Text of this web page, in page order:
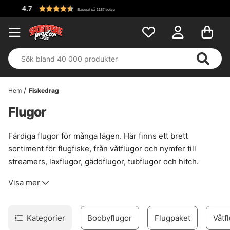
Hem Fiskedrag
Flugor
Färdiga flugor för många lägen. Här finns ett brett
sortiment för flugfiske, från våtflugor och nymfer till
streamers, laxflugor, gäddflugor, tubflugor och hitch.
som känns genomtänkta och har gjort jobbet förr.
Frödin, Umpqua och Unique Flies. Det ger trygghet i valet.
Inte för att allt passar överallt, utan för att mönstren är
Visa mer
Kategorier Boobyflugor Flugpaket